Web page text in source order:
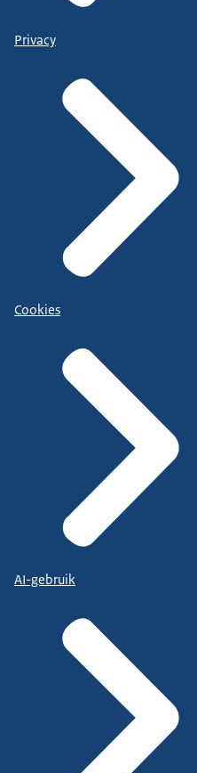
Privacy
Cookies
AI-gebruik